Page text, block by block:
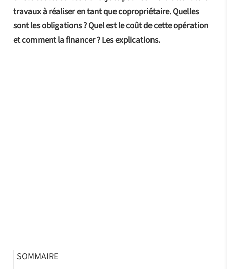
travaux à réaliser en tant que copropriétaire. Quelles
sont les obligations ? Quel est le coût de cette opération
et comment la financer ? Les explications.
SOMMAIRE